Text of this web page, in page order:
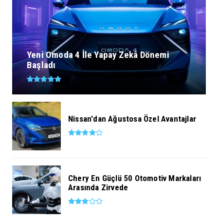
Yeni Omoda 4 İle Yapay Zekâ Dönemi
Başladı
Nissan'dan Ağustosa Özel Avantajlar
Chery En Güçlü 50 Otomotiv Markaları
Arasında Zirvede